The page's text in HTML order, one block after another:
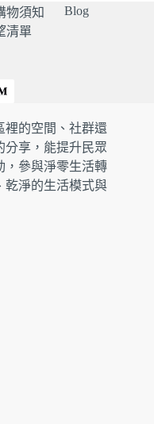
物須知
Blog
清單
裡的空間、社群還
分享，能提升民眾
，參與淨零生活轉
乾淨的生活模式與